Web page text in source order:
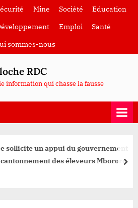
Mine Société
Education
Emploi
Santé
sommes-nous
RDC
information qui chasse la fausse
sollicite un appui du gouvernement
des éleveurs Mbororo